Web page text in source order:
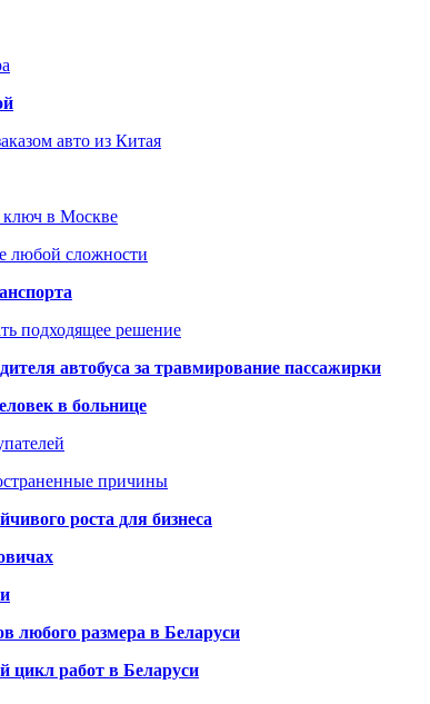
авто из Китая
ключ в Москве
любой сложности
подходящее решение
автобуса за травмирование пассажирки
в больнице
причины
роста для бизнеса
любого размера в Беларуси
цикл работ в Беларуси